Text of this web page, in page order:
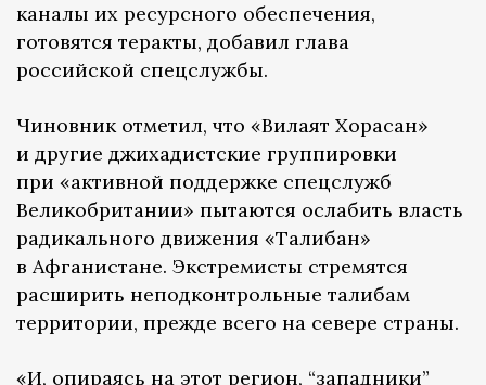
каналы их ресурсного обеспечения,
готовятся теракты, добавил глава
российской спецслужбы.
Чиновник отметил, что «Вилаят Хорасан»
и другие джихадистские группировки
при «активной поддержке спецслужб
Великобритании» пытаются ослабить власть
радикального движения «Талибан»
в Афганистане. Экстремисты стремятся
расширить неподконтрольные талибам
территории, прежде всего на севере страны.
«И, опираясь на этот регион, “западники”